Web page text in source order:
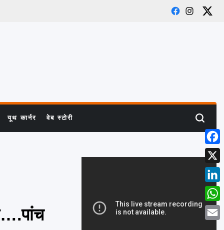
Facebook
Instagram
X
यूथ कार्नर वेब स्टोरी Search
X